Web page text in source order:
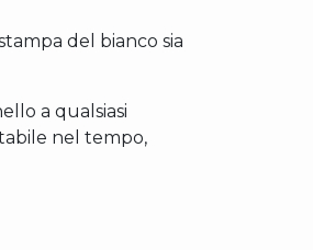
del bianco sia
a qualsiasi
nel tempo,